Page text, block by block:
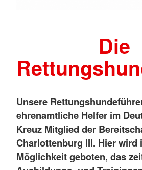
Die
Unsere
ehrenamtliche Helfer im
Kreuz Mitglied der
Charlottenburg III. Hier wird
Möglichkeit geboten, das